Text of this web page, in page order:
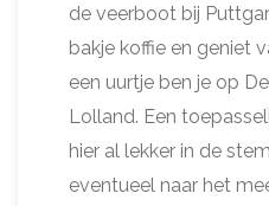
de veerboot bij
bakje koffie en geniet
een uurtje ben je op
Lolland. Een
hier al lekker in de
eventueel naar het